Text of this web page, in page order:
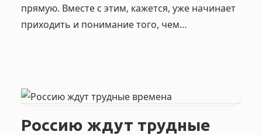
прямую. Вместе с этим, кажется, уже начинает
приходить и понимание того, чем…
Россию ждут трудные